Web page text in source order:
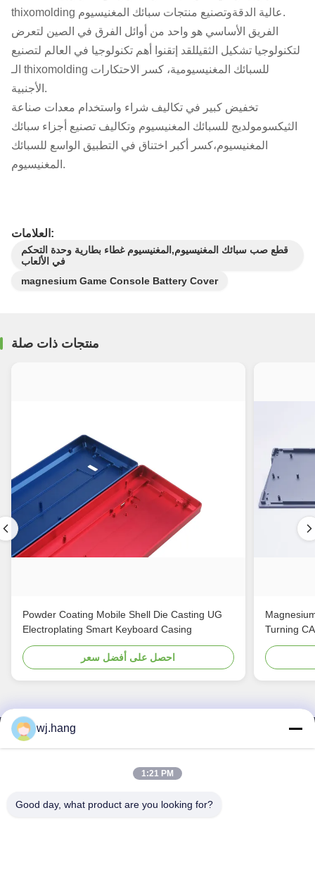
thixomolding عالية الدقةوتصنيع منتجات سبائك المغنيسيوم.
الفريق الأساسي هو واحد من أوائل الفرق في الصين لتعرض
لتكنولوجيا تشكيل الثقيللقد إتقنوا أهم تكنولوجيا في العالم لتصنيع
الـ thixomolding للسبائك المغنيسيومية، كسر الاحتكارات
الأجنبية.
تخفيض كبير في تكاليف شراء واستخدام معدات صناعة
الثيكسومولديج للسبائك المغنيسيوم وتكاليف تصنيع أجزاء سبائك
المغنيسيوم،كسر أكبر اختناق في التطبيق الواسع للسبائك
المغنيسيوم.
العلامات:
قطع صب سبائك المغنيسيوم,المغنيسيوم غطاء بطارية وحدة التحكم
في الألعاب
magnesium Game Console Battery Cover
منتجات ذات صلة
Powder Coating Mobile Shell Die Casting UG
Electroplating Smart Keyboard Casing
احصل على أفضل سعر
Turning
اتصل بنا
Jiangsu EMT Precision Manufacturing Co.,
wj.hang@emt-tech-mg.com
wj.hang
1:21 PM
Good day, what product are you looking for?